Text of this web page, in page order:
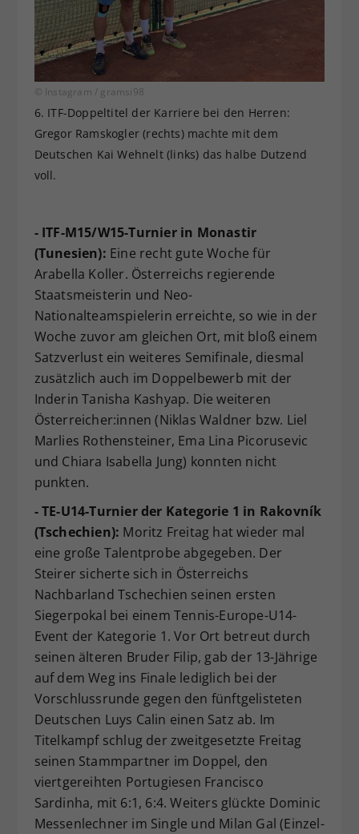
© Instagram / gramsi98
6. ITF-Doppeltitel der Karriere bei den Herren:
Gregor Ramskogler (rechts) machte mit dem
Deutschen Kai Wehnelt (links) das halbe Dutzend
voll.
- ITF-M15/W15-Turnier in Monastir
(Tunesien): Eine recht gute Woche für
Arabella Koller. Österreichs regierende
Staatsmeisterin und Neo-
Nationalteamspielerin erreichte, so wie in der
Woche zuvor am gleichen Ort, mit bloß einem
Satzverlust ein weiteres Semifinale, diesmal
zusätzlich auch im Doppelbewerb mit der
Inderin Tanisha Kashyap. Die weiteren
Österreicher:innen (Niklas Waldner bzw. Liel
Marlies Rothensteiner, Ema Lina Picorusevic
und Chiara Isabella Jung) konnten nicht
punkten.
- TE-U14-Turnier der Kategorie 1 in Rakovník
(Tschechien): Moritz Freitag hat wieder mal
eine große Talentprobe abgegeben. Der
Steirer sicherte sich in Österreichs
Nachbarland Tschechien seinen ersten
Siegerpokal bei einem Tennis-Europe-U14-
Event der Kategorie 1. Vor Ort betreut durch
seinen älteren Bruder Filip, gab der 13-Jährige
auf dem Weg ins Finale lediglich bei der
Vorschlussrunde gegen den fünftgelisteten
Deutschen Luys Calin einen Satz ab. Im
Titelkampf schlug der zweitgesetzte Freitag
seinen Stammpartner im Doppel, den
viertgereihten Portugiesen Francisco
Sardinha, mit 6:1, 6:4. Weiters glückte Dominic
Messenlechner im Single und Milan Gal (Einzel-